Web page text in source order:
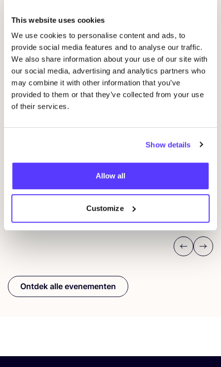
This website uses cookies
We use cookies to personalise content and ads, to
provide social media features and to analyse our traffic.
We also share information about your use of our site with
our social media, advertising and analytics partners who
may combine it with other information that you’ve
provided to them or that they’ve collected from your use
of their services.
Show details
Allow all
Customize
Gerelateerde evenementen
Workshop
REST
Pieter Reypenslei 4-6 2640 Mortsel België
Previous
Next
Ontdek alle evenementen